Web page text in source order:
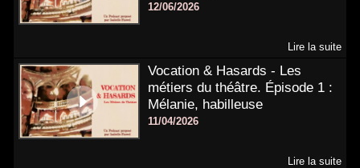
12/06/2026
Lire la suite
Vocation & Hasards - Les
métiers du théâtre. Épisode 1 :
Mélanie, habilleuse
11/04/2026
Lire la suite